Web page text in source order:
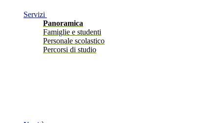
Servizi
Panoramica
Famiglie e studenti
Personale scolastico
Percorsi di studio